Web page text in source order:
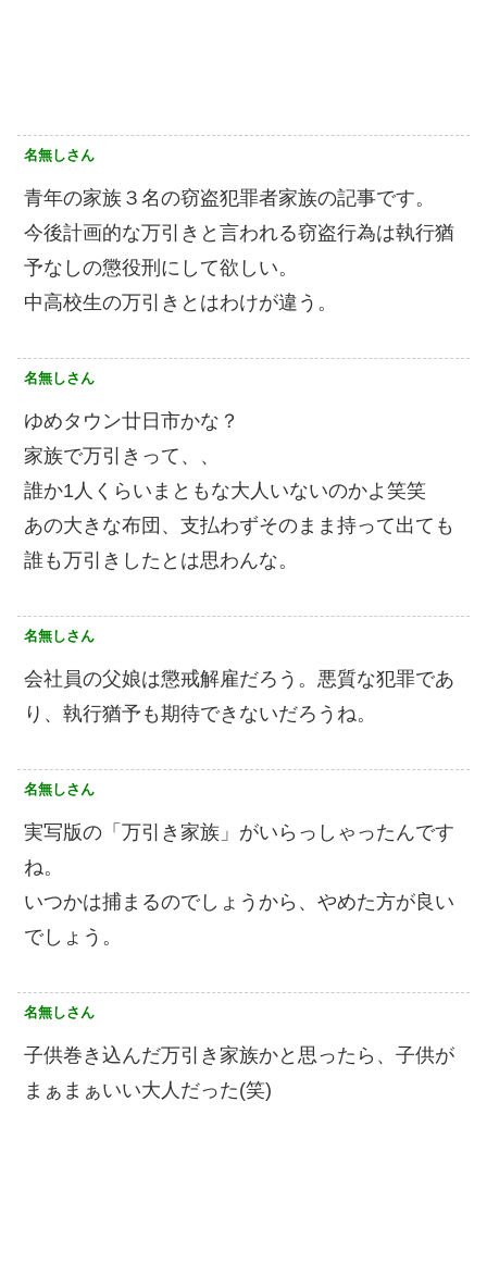
名無しさん
青年の家族３名の窃盗犯罪者家族の記事です。
今後計画的な万引きと言われる窃盗行為は執行猶
予なしの懲役刑にして欲しい。
中高校生の万引きとはわけが違う。
名無しさん
ゆめタウン廿日市かな？
家族で万引きって、、
誰か1人くらいまともな大人いないのかよ笑笑
あの大きな布団、支払わずそのまま持って出ても
誰も万引きしたとは思わんな。
名無しさん
会社員の父娘は懲戒解雇だろう。悪質な犯罪であ
り、執行猶予も期待できないだろうね。
名無しさん
実写版の「万引き家族」がいらっしゃったんです
ね。
いつかは捕まるのでしょうから、やめた方が良い
でしょう。
名無しさん
子供巻き込んだ万引き家族かと思ったら、子供が
まぁまぁいい大人だった(笑)